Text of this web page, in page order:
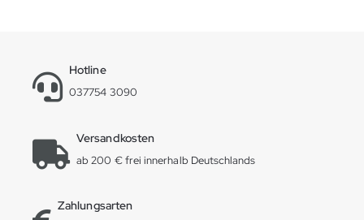
Hotline
037754 3090
Versandkosten
ab 200 € frei innerhalb Deutschlands
Zahlungsarten